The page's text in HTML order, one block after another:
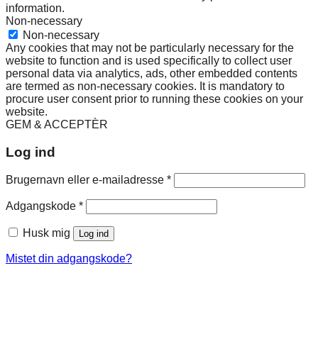
information.
Non-necessary
Non-necessary
Any cookies that may not be particularly necessary for the
website to function and is used specifically to collect user
personal data via analytics, ads, other embedded contents
are termed as non-necessary cookies. It is mandatory to
procure user consent prior to running these cookies on your
website.
GEM & ACCEPTÈR
Log ind
Brugernavn eller e-mailadresse *Påkrævet
Adgangskode *Påkrævet
Husk mig Log ind
Mistet din adgangskode?